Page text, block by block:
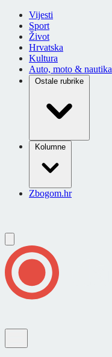
Vijesti
Sport
Život
Hrvatska
Kultura
Auto, moto & nautika
Ostale rubrike
Kolumne
Zbogom.hr